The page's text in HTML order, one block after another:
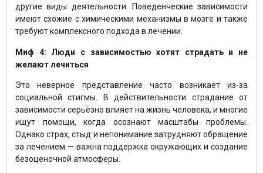
другие виды деятельности. Поведенческие зависимости
имеют схожие с химическими механизмы в мозге и также
требуют комплексного подхода в лечении.
Миф 4: Люди с зависимостью хотят страдать и не
желают лечиться
Это неверное представление часто возникает из-за
социальной стигмы. В действительности страдание от
зависимости серьёзно влияет на жизнь человека, и многие
ищут помощи, когда осознают масштабы проблемы.
Однако страх, стыд и непонимание затрудняют обращение
за лечением — важна поддержка окружающих и создание
безоценочной атмосферы.